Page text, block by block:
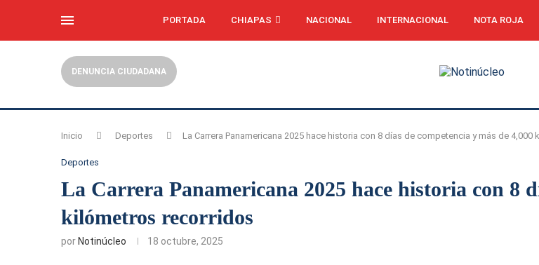
PORTADA CHIAPAS NACIONAL INTERNACIONAL NOTA ROJA
DENUNCIA CIUDADANA
Inicio Deportes La Carrera Panamericana 2025 hace historia con 8 días de competencia y más de
Deportes
La Carrera Panamericana 2025 hace historia con 8
kilómetros recorridos
por Notinúcleo 18 octubre, 2025